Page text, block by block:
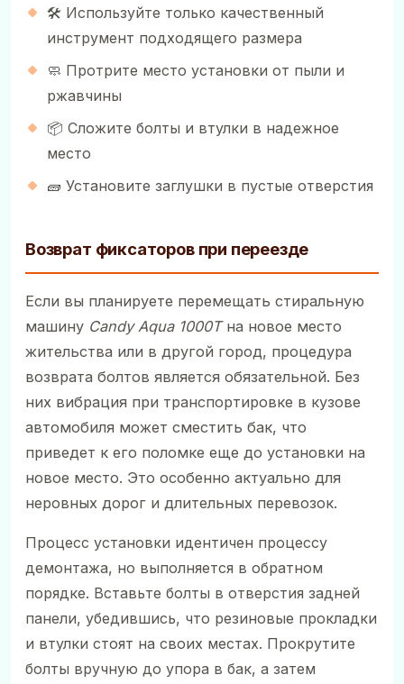
🛠 Используйте только качественный
инструмент подходящего размера
🧼 Протрите место установки от пыли и
ржавчины
📦 Сложите болты и втулки в надежное
место
🧱 Установите заглушки в пустые отверстия
Возврат фиксаторов при переезде
Если вы планируете перемещать стиральную
машину Candy Aqua 1000Tна новое место
жительства или в другой город, процедура
возврата болтов является обязательной. Без
них вибрация при транспортировке в кузове
автомобиля может сместить бак, что
приведет к его поломке еще до установки на
новое место. Это особенно актуально для
неровных дорог и длительных перевозок.
Процесс установки идентичен процессу
демонтажа, но выполняется в обратном
порядке. Вставьте болты в отверстия задней
панели, убедившись, что резиновые прокладки
и втулки стоят на своих местах. Прокрутите
болты вручную до упора в бак, а затем